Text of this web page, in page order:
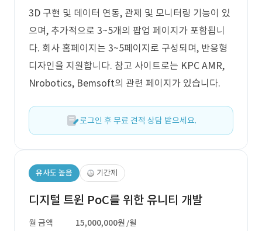
3D 구현 및 데이터 연동, 관제 및 모니터링 기능이 있
으며, 추가적으로 3~5개의 팝업 페이지가 포함됩니
다. 회사 홈페이지는 3~5페이지로 구성되며, 반응형
디자인을 지원합니다. 참고 사이트로는 KPC AMR,
Nrobotics, Bemsoft의 관련 페이지가 있습니다.
로그인 후 무료 견적 상담 받으세요.
유사도 높음 기간제
디지털 트윈 PoC를 위한 유니티 개발
월 금액 15,000,000원 /월